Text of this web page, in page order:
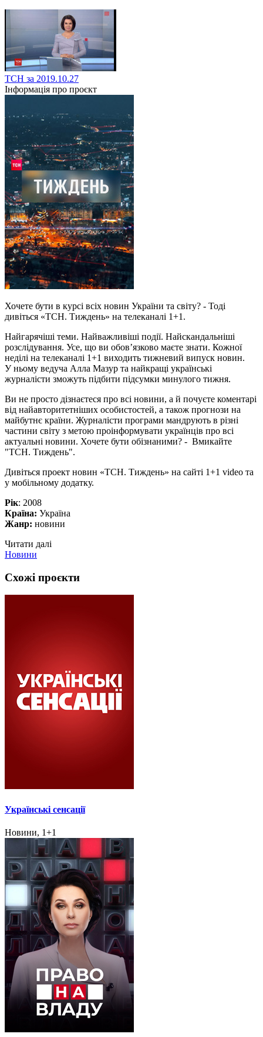
ТСН за 2019.10.27
Інформація про проєкт
Хочете бути в курсі всіх новин України та світу? - Тоді
дивіться «ТСН. Тиждень» на телеканалі 1+1.
Найгарячіші теми. Найважливіші події. Найскандальніші
розслідування. Усе, що ви обов’язково маєте знати. Кожної
неділі на телеканалі 1+1 виходить тижневий випуск новин.
У ньому ведуча Алла Мазур та найкращі українські
журналісти зможуть підбити підсумки минулого тижня.
Ви не просто дізнаєтеся про всі новини, а й почуєте коментарі
від найавторитетніших особистостей, а також прогнози на
майбутнє країни. Журналісти програми мандрують в різні
частини світу з метою проінформувати українців про всі
актуальні новини. Хочете бути обізнаними? - Вмикайте
"ТСН. Тиждень".
Дивіться проект новин «ТСН. Тиждень» на сайті 1+1 video та
у мобільному додатку.
Рік: 2008
Країна: Україна
Жанр: новини
Читати далі
Новини
Схожі проєкти
Українські сенсації
Новини, 1+1